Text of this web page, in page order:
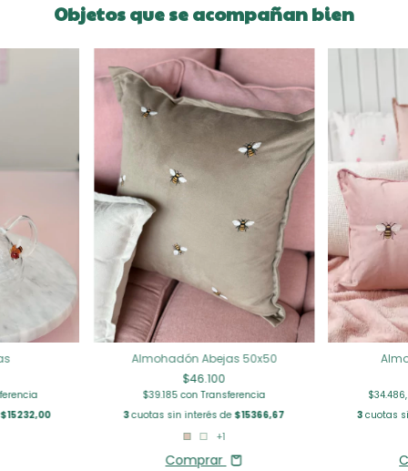
Objetos que se acompañan bien
$15232,00
Almohadón Abejas 50x50
$46.100
$39.185con Transferencia
3cuotas sin interés de$15366,67
+1
Comprar
3 cuotas